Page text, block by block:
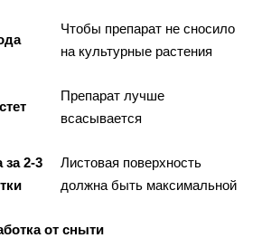
Чтобы препарат не сносило
на культурные растения
Препарат лучше
всасывается
2-3
Листовая поверхность
должна быть максимальной
от сныти